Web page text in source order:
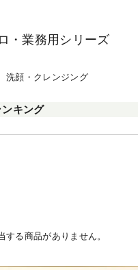
・業務用シリーズ
洗顔・クレンジング
キング
する商品がありません。